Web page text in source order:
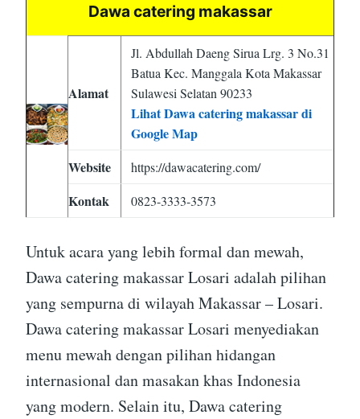
Dawa catering makassar
Alamat
Jl. Abdullah Daeng Sirua Lrg. 3 No.31
Batua Kec. Manggala Kota Makassar
Sulawesi Selatan 90233
Lihat Dawa catering makassar di
Google Map
Website
https://dawacatering.com/
Kontak 0823-3333-3573
Untuk acara yang lebih formal dan mewah,
Dawa catering makassar Losari adalah pilihan
yang sempurna di wilayah Makassar – Losari.
Dawa catering makassar Losari menyediakan
menu mewah dengan pilihan hidangan
internasional dan masakan khas Indonesia
yang modern. Selain itu, Dawa catering